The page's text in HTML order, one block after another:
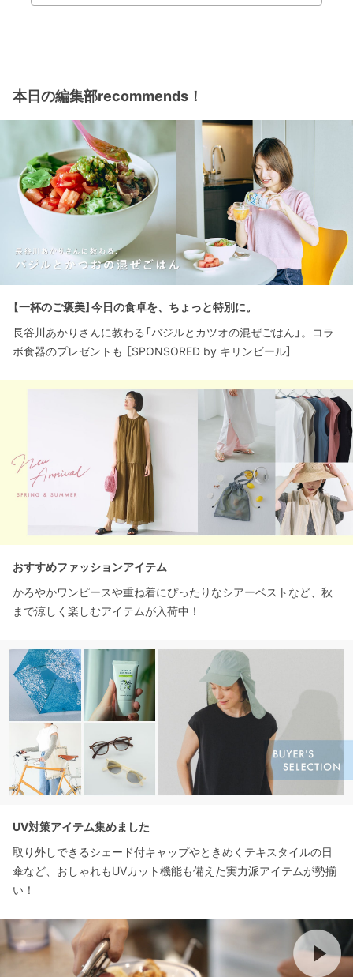
本日の編集部recommends！
【一杯のご褒美】今日の食卓を、ちょっと特別に。
長谷川あかりさんに教わる「バジルとカツオの混ぜごはん」。コラ
ボ食器のプレゼントも ［SPONSORED by キリンビール］
おすすめファッションアイテム
かろやかワンピースや重ね着にぴったりなシアーベストなど、秋
まで涼しく楽しむアイテムが入荷中！
UV対策アイテム集めました
取り外しできるシェード付キャップやときめくテキスタイルの日
傘など、おしゃれもUVカット機能も備えた実力派アイテムが勢揃
い！